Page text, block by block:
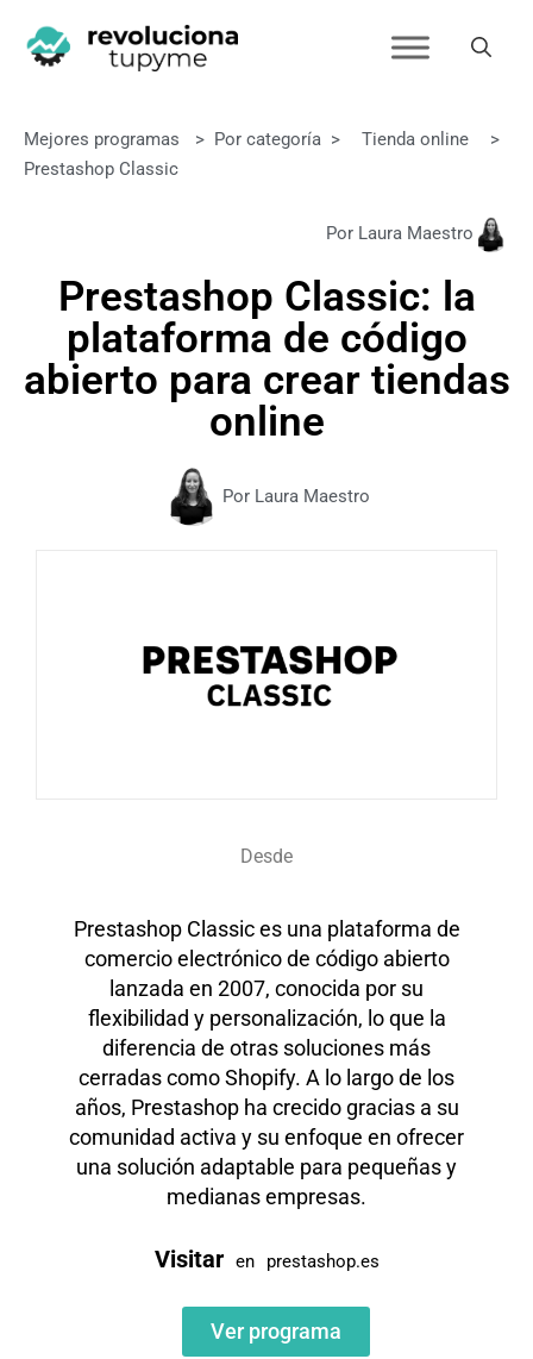
Mejores programas > Por categoría > Tienda online
>
Prestashop Classic
Por Laura Maestro
Prestashop Classic: la
plataforma de código
abierto para crear tiendas
online
Por Laura Maestro
Desde
Prestashop Classic es una plataforma de
comercio electrónico de código abierto
lanzada en 2007, conocida por su
flexibilidad y personalización, lo que la
diferencia de otras soluciones más
cerradas como Shopify. A lo largo de los
años, Prestashop ha crecido gracias a su
comunidad activa y su enfoque en ofrecer
una solución adaptable para pequeñas y
medianas empresas.
Visitar en prestashop.es
Ver programa